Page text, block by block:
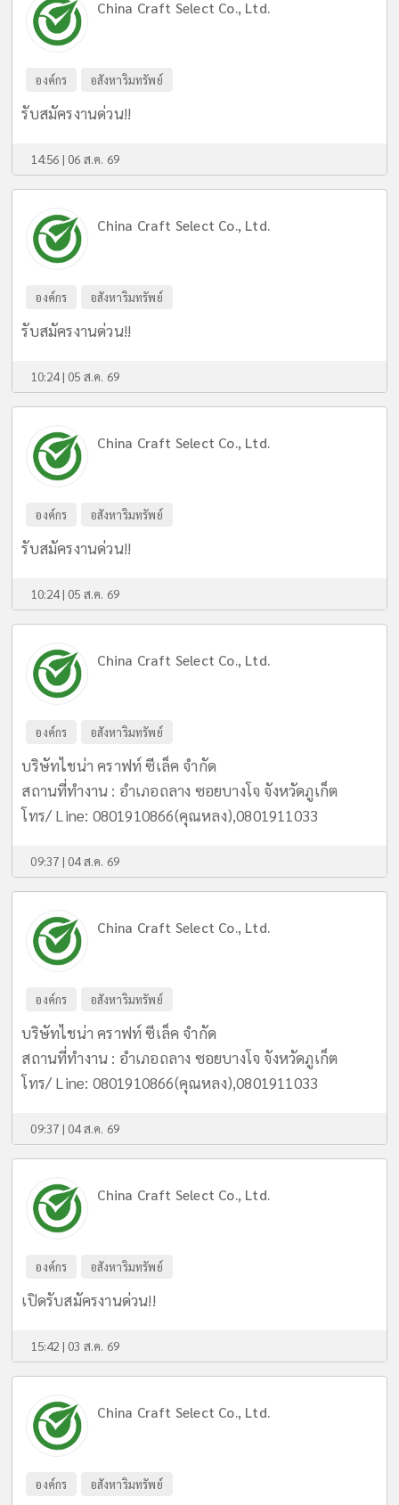
China Craft Select Co., Ltd.
องค์กร อสังหาริมทรัพย์
รับสมัครงานด่วน!!
14:56 | 06 ส.ค. 69
China Craft Select Co., Ltd.
องค์กร อสังหาริมทรัพย์
รับสมัครงานด่วน!!
10:24 | 05 ส.ค. 69
China Craft Select Co., Ltd.
องค์กร อสังหาริมทรัพย์
รับสมัครงานด่วน!!
10:24 | 05 ส.ค. 69
China Craft Select Co., Ltd.
องค์กร อสังหาริมทรัพย์
บริษัทไชน่า คราฟท์ ซีเล็ค จำกัด
สถานที่ทำงาน : อำเภอถลาง ซอยบางโจ จังหวัดภูเก็ต
โทร/ Line: 0801910866(คุณหลง),0801911033
09:37 | 04 ส.ค. 69
China Craft Select Co., Ltd.
องค์กร อสังหาริมทรัพย์
บริษัทไชน่า คราฟท์ ซีเล็ค จำกัด
สถานที่ทำงาน : อำเภอถลาง ซอยบางโจ จังหวัดภูเก็ต
โทร/ Line: 0801910866(คุณหลง),0801911033
09:37 | 04 ส.ค. 69
China Craft Select Co., Ltd.
องค์กร อสังหาริมทรัพย์
เปิดรับสมัครงานด่วน!!
15:42 | 03 ส.ค. 69
China Craft Select Co., Ltd.
องค์กร อสังหาริมทรัพย์